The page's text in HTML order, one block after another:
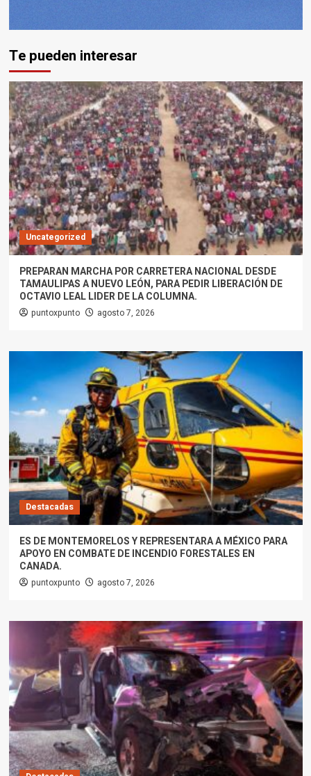
Te pueden interesar
Uncategorized
PREPARAN MARCHA POR CARRETERA NACIONAL DESDE
TAMAULIPAS A NUEVO LEÓN, PARA PEDIR LIBERACIÓN DE
OCTAVIO LEAL LIDER DE LA COLUMNA.
puntoxpunto agosto 7, 2026
Destacadas
ES DE MONTEMORELOS Y REPRESENTARA A MÉXICO PARA
APOYO EN COMBATE DE INCENDIO FORESTALES EN
CANADA.
puntoxpunto agosto 7, 2026